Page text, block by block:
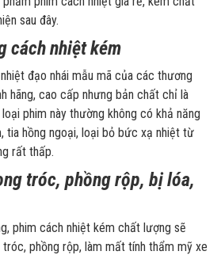
sau đây.
cách nhiệt kém
đạo nhái mẫu mã của các thương
hãng, cao cấp nhưng bản chất chỉ là
phim này thường không có khả năng
tia hồng ngoại, loại bỏ bức xạ nhiệt từ
rất thấp.
tróc, phồng rộp, bị lóa,
phim cách nhiệt kém chất lượng sẽ
phồng rộp, làm mất tính thẩm mỹ xe